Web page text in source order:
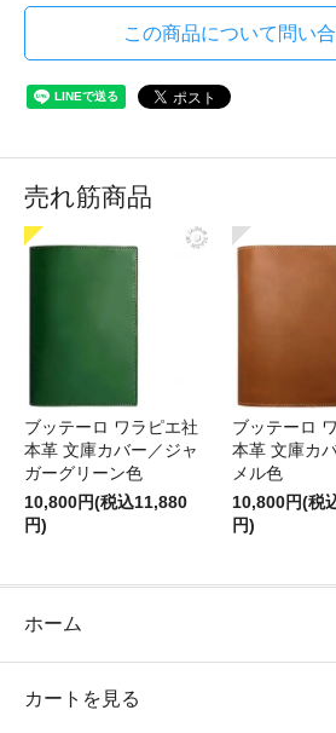
この商品について問い
売れ筋商品
ブッテーロ ワラピエ社
本革 文庫カバー／ジャ
ガーグリーン色
10,800円(税込11,880
円)
ブッテーロ
本革 文庫カ
メル色
10,800円(税
円)
ホーム
カートを見る